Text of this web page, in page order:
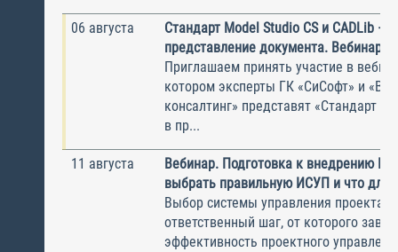
06 августа
Стандарт Model Studio CS и CADLib —
представление документа. Вебинар
Приглашаем принять участие в
котором эксперты ГК «СиСофт» и
консалтинг» представят «Стандарт
в пр...
11 августа
Вебинар. Подготовка к внедрению
выбрать правильную ИСУП и что для
Выбор системы управления
ответственный шаг, от которого
эффективность проектного